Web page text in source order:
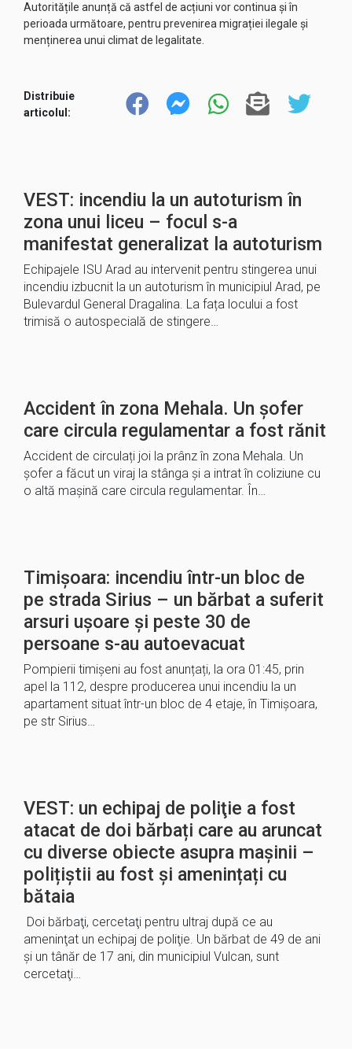
Autoritățile anunță că astfel de acțiuni vor continua și în
perioada următoare, pentru prevenirea migrației ilegale și
menținerea unui climat de legalitate.
Distribuie
articolul:
VEST: incendiu la un autoturism în
zona unui liceu – focul s-a
manifestat generalizat la autoturism
Echipajele ISU Arad au intervenit pentru stingerea unui
incendiu izbucnit la un autoturism în municipiul Arad, pe
Bulevardul General Dragalina. La fața locului a fost
trimisă o autospecială de stingere…
Accident în zona Mehala. Un șofer
care circula regulamentar a fost rănit
Accident de circulați joi la prânz în zona Mehala. Un
șofer a făcut un viraj la stânga și a intrat în coliziune cu
o altă mașină care circula regulamentar. În…
Timișoara: incendiu într-un bloc de
pe strada Sirius – un bărbat a suferit
arsuri ușoare și peste 30 de
persoane s-au autoevacuat
Pompierii timișeni au fost anunțați, la ora 01:45, prin
apel la 112, despre producerea unui incendiu la un
apartament situat într-un bloc de 4 etaje, în Timișoara,
pe str Sirius…
VEST: un echipaj de poliţie a fost
atacat de doi bărbați care au aruncat
cu diverse obiecte asupra mașinii –
polițiștii au fost și amenințați cu
bătaia
Doi bărbaţi, cercetaţi pentru ultraj după ce au
ameninţat un echipaj de poliţie. Un bărbat de 49 de ani
şi un tânăr de 17 ani, din municipiul Vulcan, sunt
cercetaţi…